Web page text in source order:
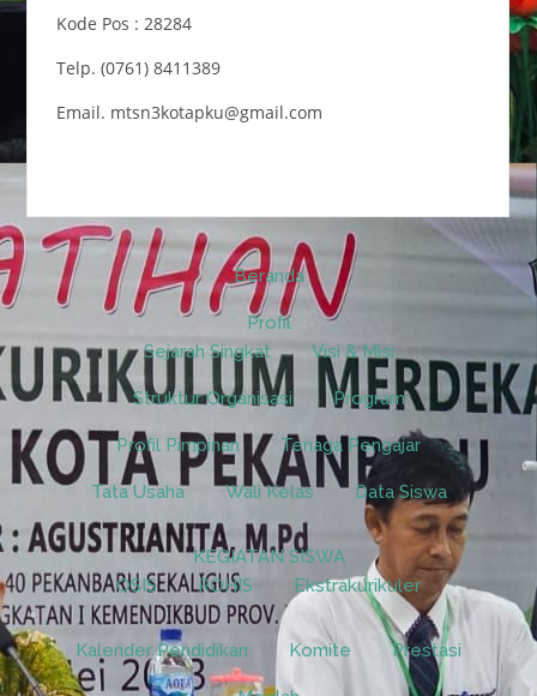
Kode Pos : 28284
Telp. (0761) 8411389
Email. mtsn3kotapku@gmail.com
Beranda
Profil
Sejarah Singkat
Visi & Misi
Struktur Organisasi Program
Profil Pimpinan Tenaga Pengajar
Tata Usaha Wali Kelas Data Siswa
KEGIATAN SISWA
OSIS
ROHIS Ekstrakurikuler
Kalender Pendidikan Komite Prestasi